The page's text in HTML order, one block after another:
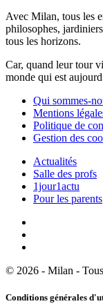
Avec Milan, tous les
philosophes,
tous les horizons.
Car, quand leur tour
monde qui est
Qui sommes-
Mentions
Politique de
Gestion des
Actualités
Salle des profs
1jour1actu
Pour les parents
© 2026 - Milan -
Conditions générales